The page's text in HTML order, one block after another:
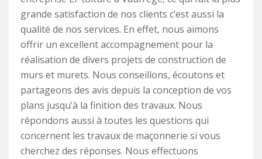
grande satisfaction de nos clients c’est aussi la
qualité de nos services. En effet, nous aimons
offrir un excellent accompagnement pour la
réalisation de divers projets de construction de
murs et murets. Nous conseillons, écoutons et
partageons des avis depuis la conception de vos
plans jusqu’à la finition des travaux. Nous
répondons aussi à toutes les questions qui
concernent les travaux de maçonnerie si vous
cherchez des réponses. Nous effectuons